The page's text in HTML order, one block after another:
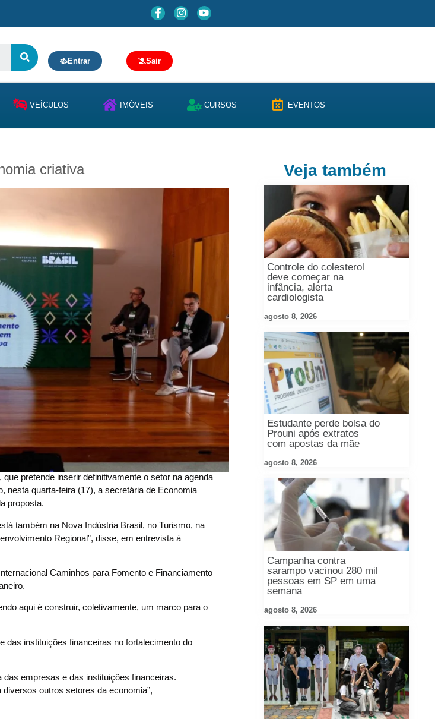
Entrar Sair
VEÍCULOS IMÓVEIS CURSOS EVENTOS
criativa
pretende inserir definitivamente o setor na agenda
nesta quarta-feira (17), a secretária de Economia
proposta.
também na Nova Indústria Brasil, no Turismo, na
Regional”, disse, em entrevista à
Caminhos para Fomento e Financiamento
aqui é construir, coletivamente, um marco para o
das instituições financeiras no fortalecimento do
empresas e das instituições financeiras.
outros setores da economia”,
Veja também
Controle do colesterol
deve começar na
infância, alerta
cardiologista
agosto 8, 2026
Estudante perde bolsa do
Prouni após extratos
com apostas da mãe
agosto 8, 2026
Campanha contra
sarampo vacinou 280 mil
pessoas em SP em uma
semana
agosto 8, 2026